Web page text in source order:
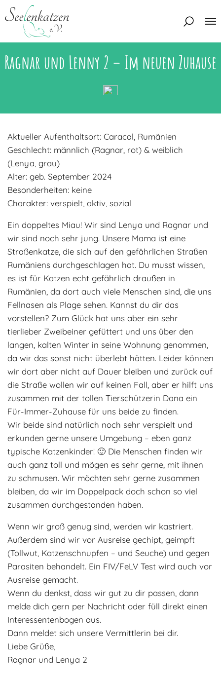
Über uns
Mitglied werden
Eine Katze adoptieren
Zuhause gesucht
Zuhause gefunden
Adoptantenberichte
Infos rund um die Katze
Deine Hilfe
Kontakt
Interessentenbogen
FAQ
Blog
Ragnar und Lenny 2 – Im neuen Zuhause
Aktueller Aufenthaltsort: Caracal, Rumänien
Geschlecht: männlich (Ragnar, rot) & weiblich
(Lenya, grau)
Alter: geb. September 2024
Besonderheiten: keine
Charakter: verspielt, aktiv, sozial
Ein doppeltes Miau! Wir sind Lenya und Ragnar und
wir sind noch sehr jung. Unsere Mama ist eine
Straßenkatze, die sich auf den gefährlichen Straßen
Rumäniens durchgeschlagen hat. Du musst wissen,
es ist für Katzen echt gefährlich draußen in
Rumänien, da dort auch viele Menschen sind, die uns
Fellnasen als Plage sehen. Kannst du dir das
vorstellen? Zum Glück hat uns aber ein sehr
tierlieber Zweibeiner gefüttert und uns über den
langen, kalten Winter in seine Wohnung genommen,
da wir das sonst nicht überlebt hätten. Leider können
wir dort aber nicht auf Dauer bleiben und zurück auf
die Straße wollen wir auf keinen Fall, aber er hilft uns
zusammen mit der tollen Tierschützerin Dana ein
Für-Immer-Zuhause für uns beide zu finden.
Wir beide sind natürlich noch sehr verspielt und
erkunden gerne unsere Umgebung – eben ganz
typische Katzenkinder! 🙂 Die Menschen finden wir
auch ganz toll und mögen es sehr gerne, mit ihnen
zu schmusen. Wir möchten sehr gerne zusammen
bleiben, da wir im Doppelpack doch schon so viel
zusammen durchgestanden haben.
Wenn wir groß genug sind, werden wir kastriert.
Außerdem sind wir vor Ausreise gechipt, geimpft
(Tollwut, Katzenschnupfen – und Seuche) und gegen
Parasiten behandelt. Ein FIV/FeLV Test wird auch vor
Ausreise gemacht.
Wenn du denkst, dass wir gut zu dir passen, dann
melde dich gern per Nachricht oder füll direkt einen
Interessentenbogen aus.
Dann meldet sich unsere Vermittlerin bei dir.
Liebe Grüße,
Ragnar und Lenya 2